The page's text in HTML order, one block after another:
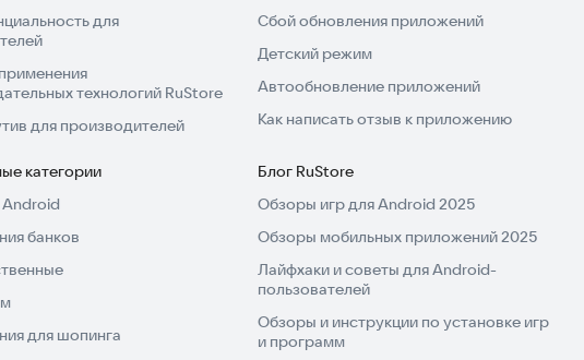
для
технологий RuStore
для производителей
Сбой обновления приложений
Детский режим
Автообновление приложений
Как написать отзыв к приложению
категории
банков
для шопинга
Блог RuStore
Обзоры игр для Android 2025
Обзоры мобильных приложений 2025
Лайфхаки и советы для Android-
пользователей
Обзоры и инструкции по установке игр
и программ